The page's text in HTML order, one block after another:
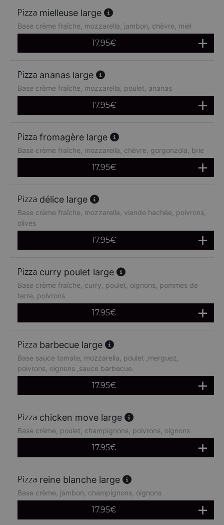
mielleuse large
Base crème fraîche, mozzarella, jambon, chèvre, miel
17.95€
ananas large
Base crème fraîche, mozzarella, poulet, ananas
17.95€
fromagère large
Base crème fraîche, mozzarella, chèvre, gorgonzola, brie
17.95€
délice large
Base crème fraîche, mozzarella, viande hachée, poivrons,
olives
17.95€
curry poulet large
Base crème fraîche, curry, poulet, oignons, pommes de
terre, poivrons
17.95€
barbecue large
Base sauce tomate, mozzarella, poulet ,merguez,
poivrons, oignons ,sauce barbecue.
17.95€
chicken move large
Base crème, poulet, champignons, poivrons, oignons
17.95€
reine blanche large
Base crème, jambon, champignons, oignons
17.95€